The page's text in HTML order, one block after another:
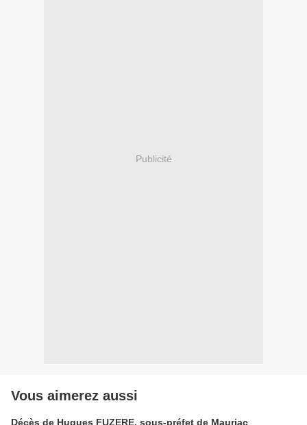
Publicité
Vous aimerez aussi
Décès de Hugues FUZERE, sous-préfet de Mauriac